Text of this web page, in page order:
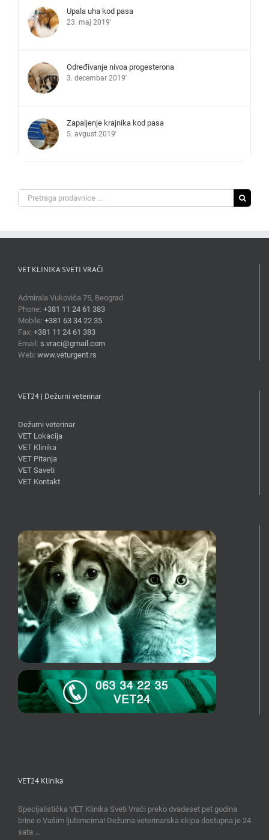
Upala uha kod pasa
23. maj 2019'
Određivanje nivoa progesterona
3. decembar 2019'
Zapaljenje krajnika kod pasa
5. avgust 2019'
Search
for:
VET KLINIKA SVETI VRAČI
Admirala Vukovića 75, Beograd
Phone: +381 11 24 61 383
Mobile: +381 63 34 22 35
Fax: +381 11 24 61 383
Email: s.vraci@gmail.com
Web: www.veturgent.rs
VET24 | Dežurni veterinar
Dežurni veterinar
VET Lokacija
VET Klinika
VET Pitanja
VET Saveti
VET Kontakt
VET24 Klinika
Specijalistička VET Klinika Sveti Vrači preko dvadeset pet godina
brine o Vašim ljubimcima! Dežurna veterinarska ekipa dostupna je 24
sata …